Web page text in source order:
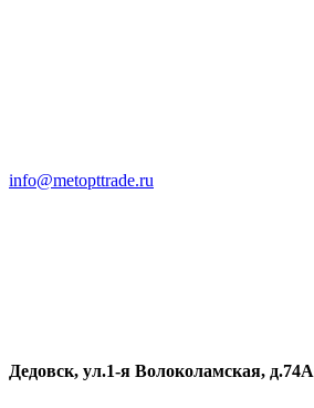
info@metopttrade.ru
Дедовск, ул.1-я Волоколамская, д.74А